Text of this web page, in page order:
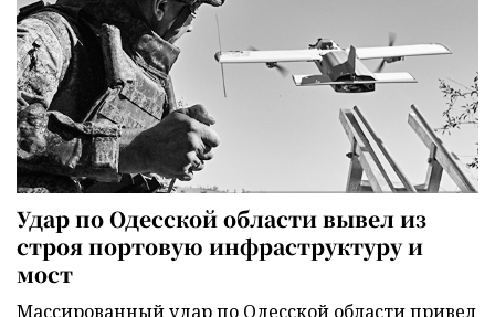
Удар по Одесской области вывел из
строя портовую инфраструктуру и
мост
Массированный удар по Одесской области привел